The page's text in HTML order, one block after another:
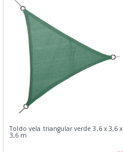
Toldo vela triangular verde 3,6 x 3,6 x
3,6 m